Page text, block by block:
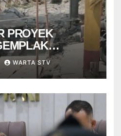
PROYEK
WARGA
WARTA STV